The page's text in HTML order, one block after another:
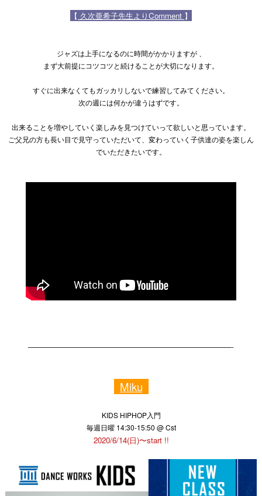
【 久次亜希子先生よりComment 】
ジャズは上手になるのに時間がかかりますが 、
まず大前提にコツコツと続けることが大切になります。
すぐに出来なくてもガッカリしないで練習してみてください。
次の週には何かが違うはずです。
出来ることを増やしていく楽しみを見つけていって欲しいと思っています。
ご父兄の方も長い目で見守っていただいて、変わっていく子供達の姿を楽しん
でいただきたいです。
—————————————————————————————-
Miku
KIDS HIPHOP入門
毎週日曜 14:30-15:50 @ Cst
2020/6/14(日)〜start !!